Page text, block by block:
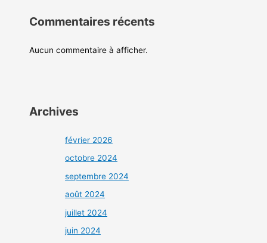
Commentaires récents
Aucun commentaire à afficher.
Archives
février 2026
octobre 2024
septembre 2024
août 2024
juillet 2024
juin 2024